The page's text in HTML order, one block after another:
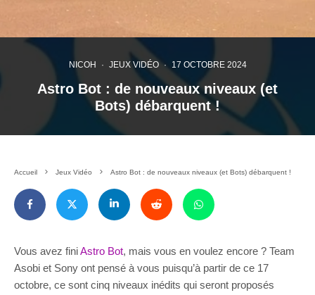
NICOH · JEUX VIDÉO · 17 OCTOBRE 2024
Astro Bot : de nouveaux niveaux (et
Bots) débarquent !
Accueil Jeux Vidéo Astro Bot : de nouveaux niveaux (et Bots) débarquent !
Vous avez finiAstro Bot, mais vous en voulez encore ? Team
Asobi et Sony ont pensé à vous puisqu’à partir de ce 17
octobre, ce sont cinq niveaux inédits qui seront proposés